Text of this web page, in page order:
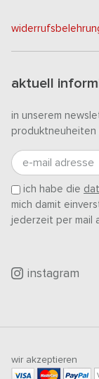
aktuell
in unserem
produktneuheiten
e-mail adresse
ich habe die
mich damit
jederzeit per mail
instagram
wir akzeptieren